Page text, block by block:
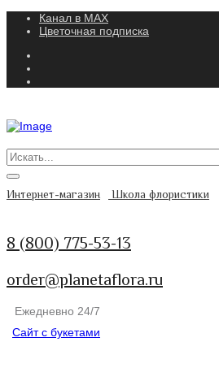
Канал в MAX
Цветочная подписка
Интернет-магазин Школа флористики
8 (800) 775-53-13
order@planetaflora.ru
Ежедневно 24/7
Сайт с букетами